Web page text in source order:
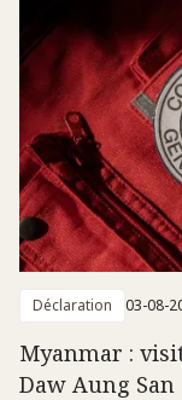
Déclaration 03-08-
Myanmar :
Daw Aung San